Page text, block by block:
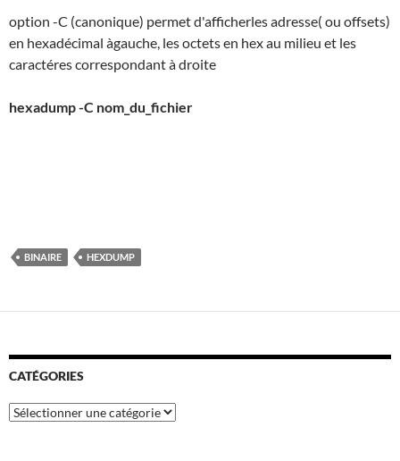
option -C (canonique) permet d'afficherles adresse( ou offsets)
en hexadécimal àgauche, les octets en hex au milieu et les
caractéres correspondant à droite
hexadump -C nom_du_fichier
BINAIRE HEXDUMP
CATÉGORIES
Catégories